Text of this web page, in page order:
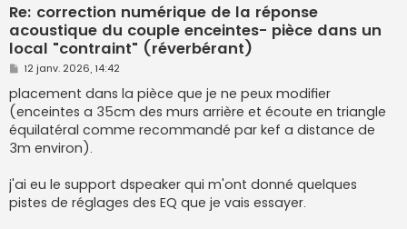
Re: correction numérique de la réponse
acoustique du couple enceintes- pièce dans un
local "contraint" (réverbérant)
M
s
s
a
g
e
12 janv. 2026, 14:42
placement dans la pièce que je ne peux modifier
(enceintes a 35cm des murs arrière et écoute en triangle
équilatéral comme recommandé par kef a distance de
3m environ).
j'ai eu le support dspeaker qui m'ont donné quelques
pistes de réglages des EQ que je vais essayer.